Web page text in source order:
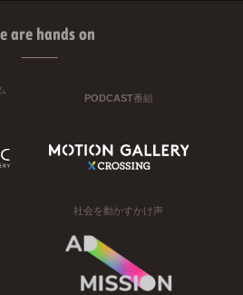
are hands on
PODCAST番組
社会を動かすかけ声